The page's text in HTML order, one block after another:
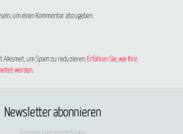
um einen Kommentar abzugeben.
Akismet, um Spam zu reduzieren. Erfahren Sie, wie Ihre
werden.
Newsletter abonnieren